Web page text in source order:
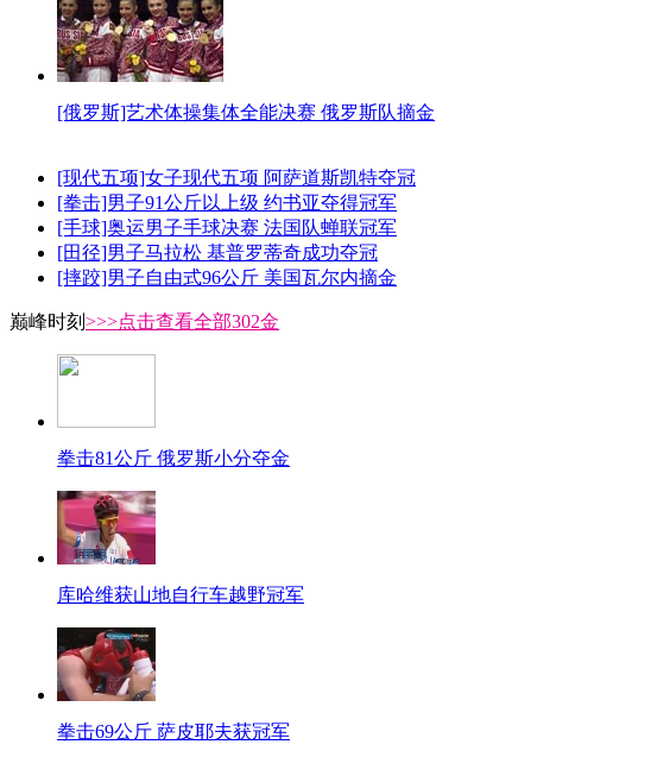
[俄罗斯]艺术体操集体全能决赛 俄罗斯队摘金
[现代五项]女子现代五项 阿萨道斯凯特夺冠
[拳击]男子91公斤以上级 约书亚夺得冠军
[手球]奥运男子手球决赛 法国队蝉联冠军
[田径]男子马拉松 基普罗蒂奇成功夺冠
[摔跤]男子自由式96公斤 美国瓦尔内摘金
巅峰时刻 >>>点击查看全部302金
拳击81公斤 俄罗斯小分夺金
库哈维获山地自行车越野冠军
拳击69公斤 萨皮耶夫获冠军